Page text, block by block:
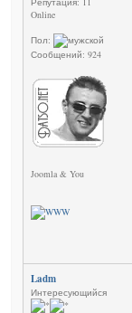
Online
Пол:
Сообщений: 924
Joomla & You
Ladm
Интересующийся